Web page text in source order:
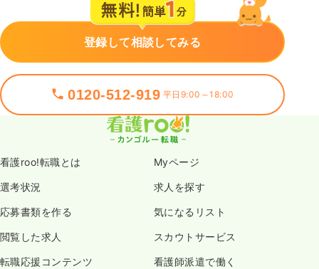
登録して相談してみる
0120-512-919 平日9:00～18:00
看護roo!転職とは Myページ
選考状況 求人を探す
応募書類を作る 気になるリスト
閲覧した求人 スカウトサービス
転職応援コンテンツ 看護師派遣で働く